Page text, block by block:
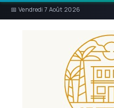
📅 Vendredi 7 Août 2026